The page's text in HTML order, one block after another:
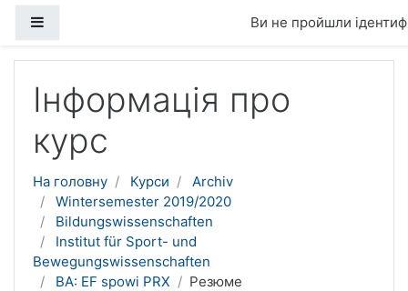
Ви не пройшли
Інформація про
курс
На головну Курси
Archiv
Wintersemester 2019/2020
Bildungswissenschaften
Institut für Sport- und
Bewegungswissenschaften
BA: EF spowi PRX
Резюме